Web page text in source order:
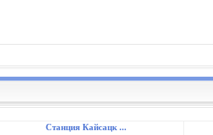
Станция Кайсацк ...